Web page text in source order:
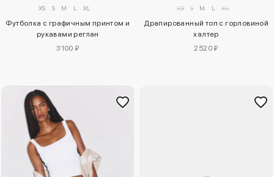
XS S M L XL
Футболка с графичным принтом и
рукавами реглан
3100 ₽
XS S M L XL
Драпированный топ с горловиной
халтер
2520 ₽